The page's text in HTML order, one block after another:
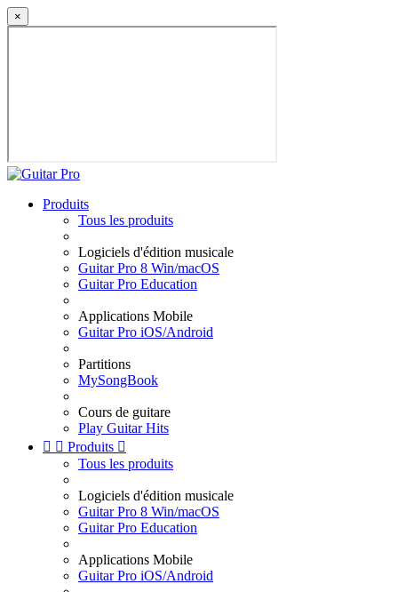
×
Produits
Tous les produits
Logiciels d'édition musicale
Guitar Pro 8 Win/macOS
Guitar Pro Education
Applications Mobile
Guitar Pro iOS/Android
Partitions
MySongBook
Cours de guitare
Play Guitar Hits
  Produits 
Tous les produits
Logiciels d'édition musicale
Guitar Pro 8 Win/macOS
Guitar Pro Education
Applications Mobile
Guitar Pro iOS/Android